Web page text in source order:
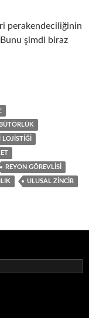
perakendeciliğinin
şimdi biraz
yapan
REYON GÖREVLISI
ULUSAL ZINCIR